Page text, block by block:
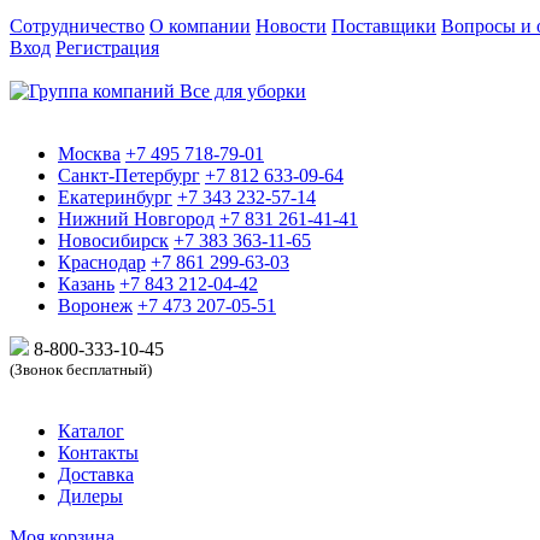
Сотрудничество О компании Новости Поставщики Вопросы и
Вход Регистрация
Москва +7 495 718-79-01
Санкт-Петербург +7 812 633-09-64
Екатеринбург +7 343 232-57-14
Нижний Новгород +7 831 261-41-41
Новосибирск +7 383 363-11-65
Краснодар +7 861 299-63-03
Казань +7 843 212-04-42
Воронеж +7 473 207-05-51
8-800-333-10-45
(Звонок бесплатный)
Каталог
Контакты
Доставка
Дилеры